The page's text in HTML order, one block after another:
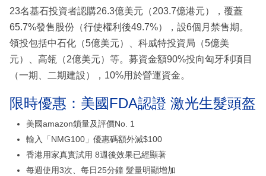
23名基石投資者認購26.3億美元（203.7億港元），覆蓋
65.7%發售股份（行使權利後49.7%），設6個月禁售期。
領投包括中石化（5億美元）、科威特投資局（5億美
元）、高瓴（2億美元）等。募資金額90%投向匈牙利項目
（一期、二期建設），10%用於營運資金。
限時優惠：美國FDA認證 激光生髮頭盔
美國amazon鎖量及評價No. 1
輸入「NMG100」優惠碼額外減$100
香港用家真實試用 8週後效果已經顯著
每週使用3次、每日25分鐘 髮量明顯增加